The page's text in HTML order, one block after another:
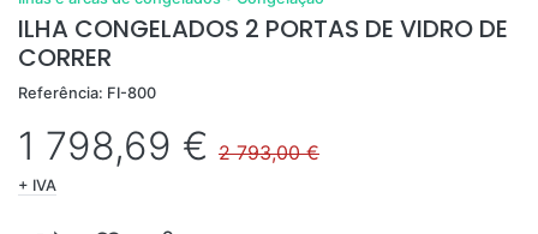
ILHA CONGELADOS 2 PORTAS DE VIDRO DE
CORRER
Referência: FI-800
1 798,69 € 2 793,00 €
+ IVA